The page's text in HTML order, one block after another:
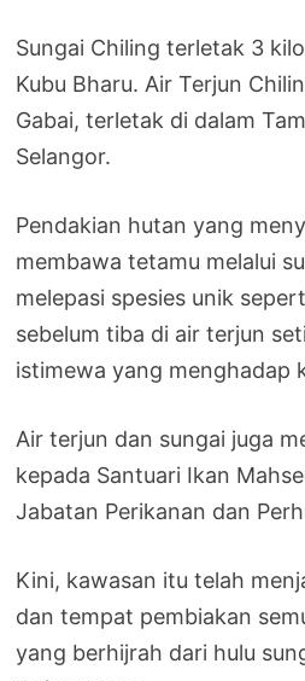
Sungai Chiling terletak 3
Kubu Bharu. Air Terjun
Gabai, terletak di dalam
Selangor.
Pendakian hutan yang
membawa tetamu melalui
melepasi spesies unik
sebelum tiba di air terjun
istimewa yang menghadap
Air terjun dan sungai juga
kepada Santuari Ikan
Jabatan Perikanan dan
Kini, kawasan itu telah
dan tempat pembiakan
yang berhijrah dari hulu